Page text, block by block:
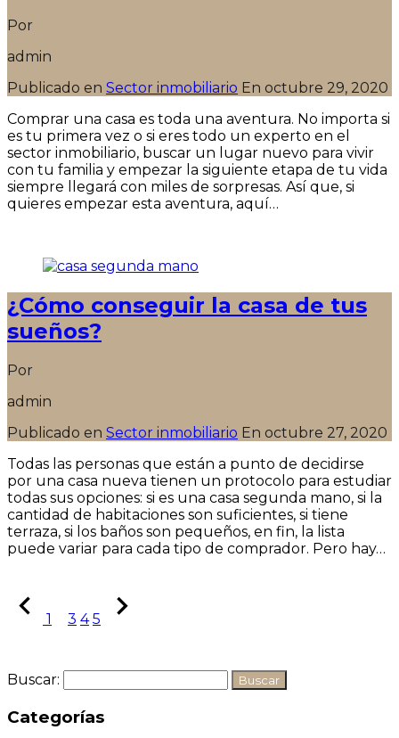
Por
admin
Publicado en Sector inmobiliario En octubre 29, 2020
Comprar una casa es toda una aventura. No importa si
es tu primera vez o si eres todo un experto en el
sector inmobiliario, buscar un lugar nuevo para vivir
con tu familia y empezar la siguiente etapa de tu vida
siempre llegará con miles de sorpresas. Así que, si
quieres empezar esta aventura, aquí…
¿Cómo conseguir la casa de tus
sueños?
Por
admin
Publicado en Sector inmobiliario En octubre 27, 2020
Todas las personas que están a punto de decidirse
por una casa nueva tienen un protocolo para estudiar
todas sus opciones: si es una casa segunda mano, si la
cantidad de habitaciones son suficientes, si tiene
terraza, si los baños son pequeños, en fin, la lista
puede variar para cada tipo de comprador. Pero hay…
1 3 4 5
Buscar:
Categorías